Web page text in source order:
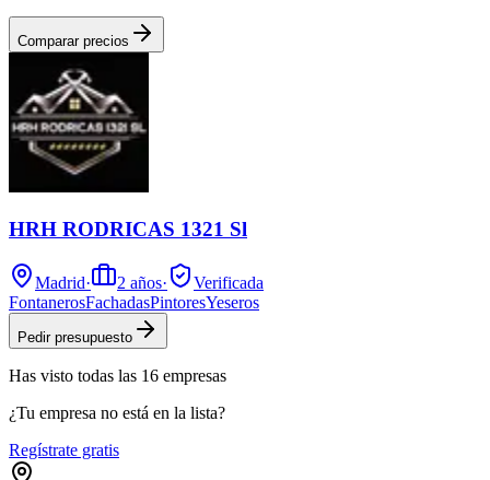
Comparar precios
HRH RODRICAS 1321 Sl
Madrid· 2 años·
Verificada
FontanerosFachadasPintoresYeseros
Pedir presupuesto
Has visto todas las 16 empresas
¿Tu empresa no está en la lista?
Regístrate gratis